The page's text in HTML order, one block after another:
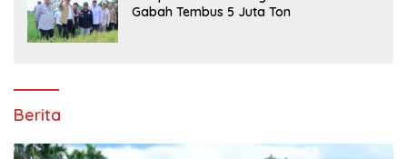
Gabah Tembus 5 Juta Ton
Berita